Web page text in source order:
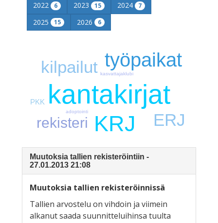
2022 6 2023 15 2024 7
2025 15 2026 6
kantakirjat
KRJ
työpaikat
kilpailut
ERJ
rekisteri
PKK
kasvattajaklubi
adoptointi
Muutoksia tallien rekisteröintiin -
27.01.2013 21:08
Muutoksia tallien rekisteröinnissä
Tallien arvostelu on vihdoin ja viimein
alkanut saada suunnitteluihinsa tuulta